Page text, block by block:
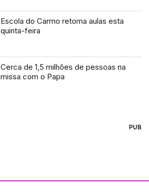
Escola do Carmo retoma aulas esta
quinta-feira
Cerca de 1,5 milhões de pessoas na
missa com o Papa
PUB